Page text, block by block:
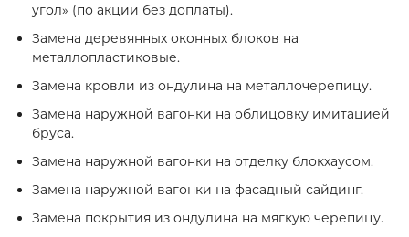
угол» (по акции без доплаты).
Замена деревянных оконных блоков на
металлопластиковые.
Замена кровли из ондулина на металлочерепицу.
Замена наружной вагонки на облицовку имитацией
бруса.
Замена наружной вагонки на отделку блокхаусом.
Замена наружной вагонки на фасадный сайдинг.
Замена покрытия из ондулина на мягкую черепицу.